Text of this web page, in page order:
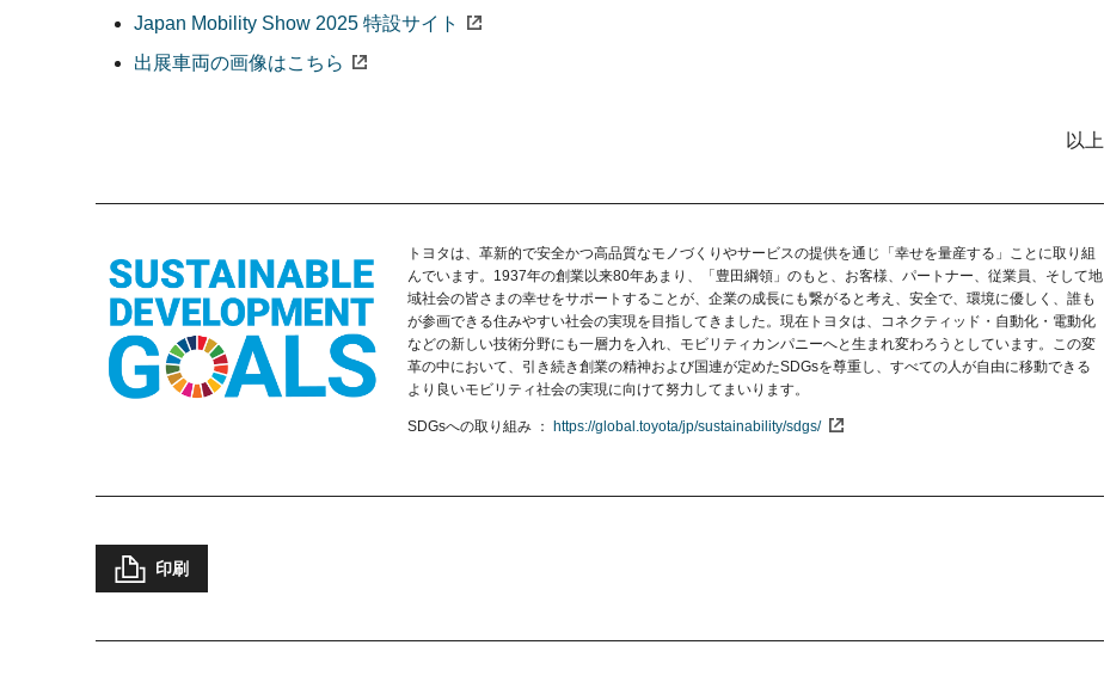
Japan Mobility Show 2025 特設サイト
出展車両の画像はこちら
以上
トヨタは、革新的で安全かつ高品質なモノづくりやサービスの提供を通じ「幸せを量産する」ことに取り組
んでいます。1937年の創業以来80年あまり、「豊田綱領」のもと、お客様、パートナー、従業員、そして地
域社会の皆さまの幸せをサポートすることが、企業の成長にも繋がると考え、安全で、環境に優しく、誰も
が参画できる住みやすい社会の実現を目指してきました。現在トヨタは、コネクティッド・自動化・電動化
などの新しい技術分野にも一層力を入れ、モビリティカンパニーへと生まれ変わろうとしています。この変
革の中において、引き続き創業の精神および国連が定めたSDGsを尊重し、すべての人が自由に移動できる
より良いモビリティ社会の実現に向けて努力してまいります。
SDGsへの取り組み https://global.toyota/jp/sustainability/sdgs/
印刷